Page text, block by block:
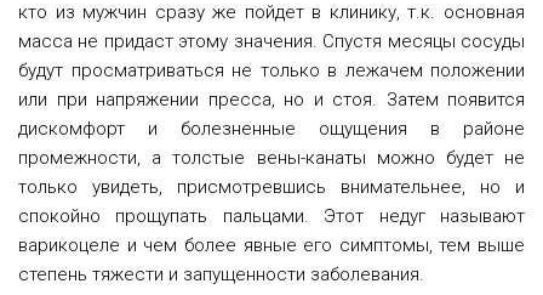
кто из мужчин сразу же пойдет в клинику, т.к. основная
масса не придаст этому значения. Спустя месяцы сосуды
будут просматриваться не только в лежачем положении
или при напряжении пресса, но и стоя. Затем появится
дискомфорт и болезненные ощущения в районе
промежности, а толстые вены-канаты можно будет не
только увидеть, присмотревшись внимательнее, но и
спокойно прощупать пальцами. Этот недуг называют
варикоцеле и чем более явные его симптомы, тем выше
степень тяжести и запущенности заболевания.